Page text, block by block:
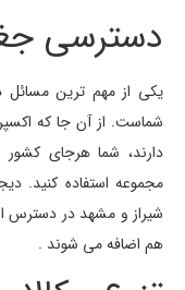
دسترسی
یکی از مهم ترین مسائل
شماست. از آن جا که
دارند، شما هرجای
مجموعه استفاده کنید.
شیراز و مشهد در دسترس
هم اضافه می شوند .